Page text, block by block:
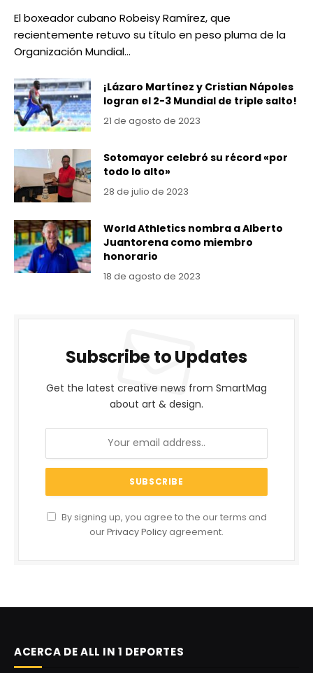
El boxeador cubano Robeisy Ramírez, que
recientemente retuvo su título en peso pluma de la
Organización Mundial…
¡Lázaro Martínez y Cristian Nápoles
logran el 2-3 Mundial de triple salto!
21 de agosto de 2023
Sotomayor celebró su récord «por
todo lo alto»
28 de julio de 2023
World Athletics nombra a Alberto
Juantorena como miembro
honorario
18 de agosto de 2023
Subscribe to Updates
Get the latest creative news from SmartMag
about art & design.
By signing up, you agree to the our terms and
ourPrivacy Policy agreement.
ACERCA DE ALL IN 1 DEPORTES